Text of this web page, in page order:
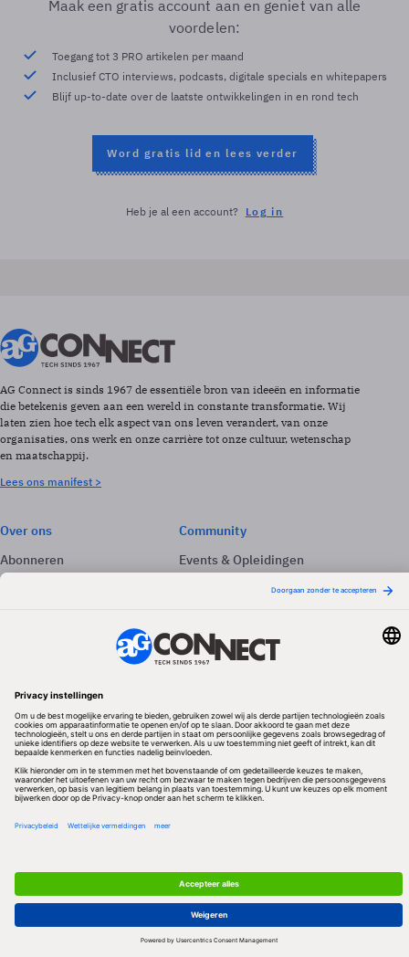
Maak een gratis account aan en geniet van alle
voordelen:
Toegang tot 3 PRO artikelen per maand
Inclusief CTO interviews, podcasts, digitale specials en whitepapers
Blijf up-to-date over de laatste ontwikkelingen in en rond tech
Word gratis lid en lees verder
Heb je al een account? Log in
AG Connect is sinds 1967 de essentiële bron van ideeën en informatie
die betekenis geven aan een wereld in constante transformatie. Wij
laten zien hoe tech elk aspect van ons leven verandert, van onze
organisaties, ons werk en onze carrière tot onze cultuur, wetenschap
en maatschappij.
Lees ons manifest >
Over ons
Abonneren
Adverteren
Community
Events & Opleidingen
Volg ons
Redactionele partner
Algemene Voorwaarden & Copyrights